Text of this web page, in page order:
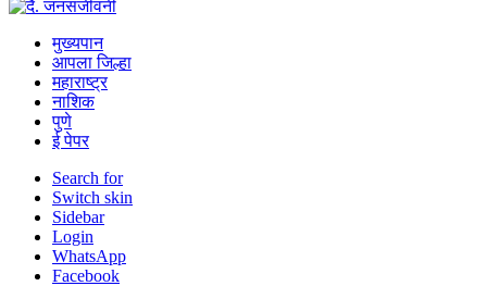
मुख्यपान
आपला जिल्हा
महाराष्ट्र
नाशिक
पुणे
ई पेपर
Search for
Switch skin
Sidebar
Login
WhatsApp
Facebook